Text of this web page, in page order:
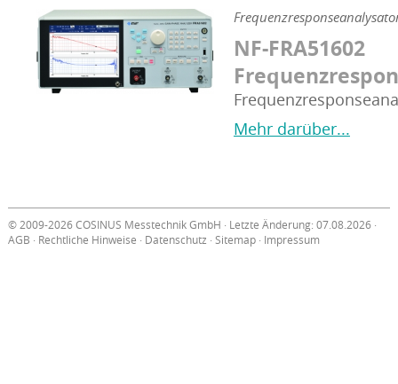
NF-FRA51602
Mehr darüber...
© 2009-2026 COSINUS Messtechnik GmbH · Letzte Änderung: 07.08.2026 ·
AGB · Rechtliche Hinweise · Datenschutz · Sitemap· Impressum